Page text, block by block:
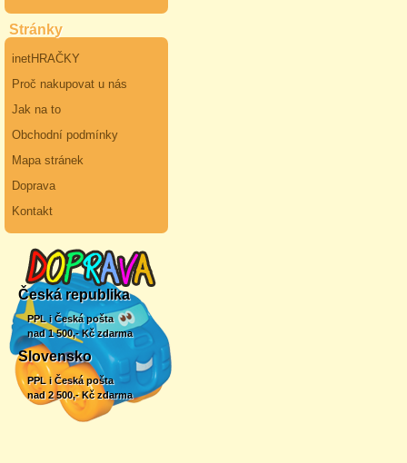
Stránky
inetHRAČKY
Proč nakupovat u nás
Jak na to
Obchodní podmínky
Mapa stránek
Doprava
Kontakt
Česká republika
PPL i Česká pošta
nad 1 500,- Kč zdarma
Slovensko
PPL i Česká pošta
nad 2 500,- Kč zdarma